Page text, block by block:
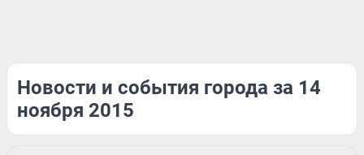
Новости и события города за 14
ноября 2015